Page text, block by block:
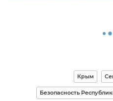
Крым
Безопасность